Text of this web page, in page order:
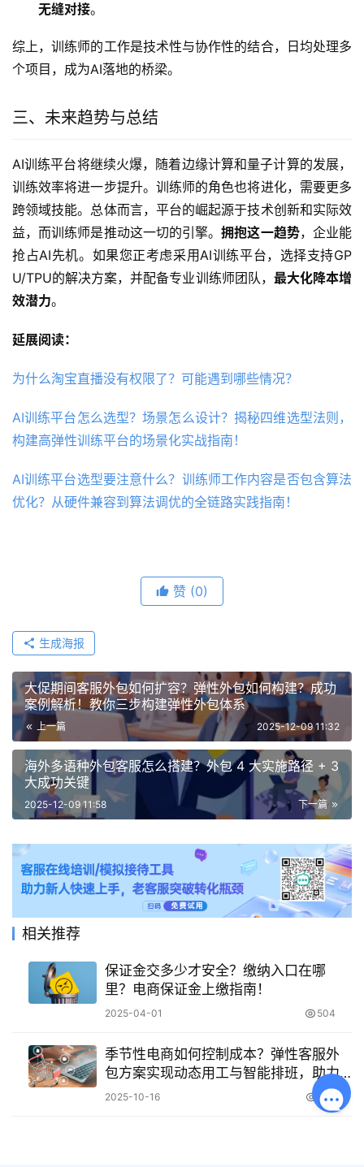
无缝对接。
综上，训练师的工作是技术性与协作性的结合，日均处理多
个项目，成为AI落地的桥梁。
三、未来趋势与总结
AI训练平台将继续火爆，随着边缘计算和量子计算的发展，
训练效率将进一步提升。训练师的角色也将进化，需要更多
跨领域技能。总体而言，平台的崛起源于技术创新和实际效
益，而训练师是推动这一切的引擎。拥抱这一趋势，企业能
抢占AI先机。如果您正考虑采用AI训练平台，选择支持GP
U/TPU的解决方案，并配备专业训练师团队， 最大化降本增
效潜力。
延展阅读：
为什么淘宝直播没有权限了？可能遇到哪些情况？
AI训练平台怎么选型？场景怎么设计？揭秘四维选型法则，
构建高弹性训练平台的场景化实战指南！
AI训练平台选型要注意什么？训练师工作内容是否包含算法
优化？从硬件兼容到算法调优的全链路实践指南！
赞 (0)
生成海报
大促期间客服外包如何扩容？弹性外包如何构建？成功
案例解析！教你三步构建弹性外包体系
上一篇 2025-12-09 11:32
海外多语种外包客服怎么搭建？外包 4 大实施路径 + 3
大成功关键
下一篇
2025-12-09 11:58
相关推荐
保证金交多少才安全？缴纳入口在哪
里？电商保证金上缴指南！
2025-04-01 504
季节性电商如何控制成本？弹性客服外
包方案实现动态用工与智能排班，助力
企业将年均成本优化同时保障峰值服务
2025-10-16 583